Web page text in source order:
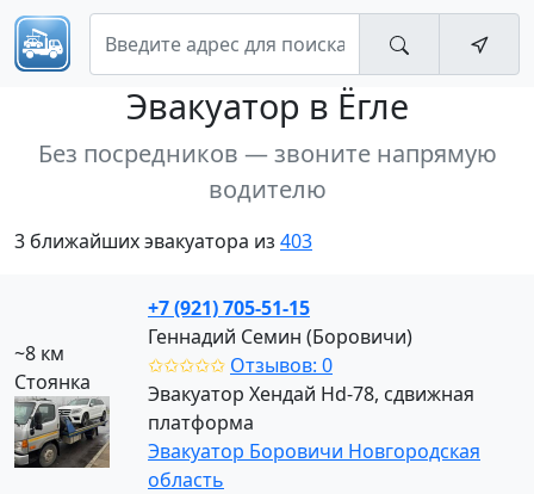
Эвакуатор в Ёгле
Без посредников — звоните напрямую
водителю
3 ближайших эвакуатора из 403
~8 км
Стоянка
+7 (921) 705-51-15
Геннадий Семин (Боровичи)
✩✩✩✩✩ Отзывов: 0
Эвакуатор Хендай Hd-78, сдвижная
платформа
Эвакуатор Боровичи Новгородская
область